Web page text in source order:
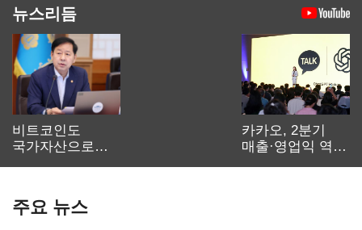
뉴스리듬
비트코인도
국가자산으로…'
카카오, 2분기
매출·영업익 역대
주요 뉴스